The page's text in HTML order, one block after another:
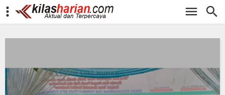
-->